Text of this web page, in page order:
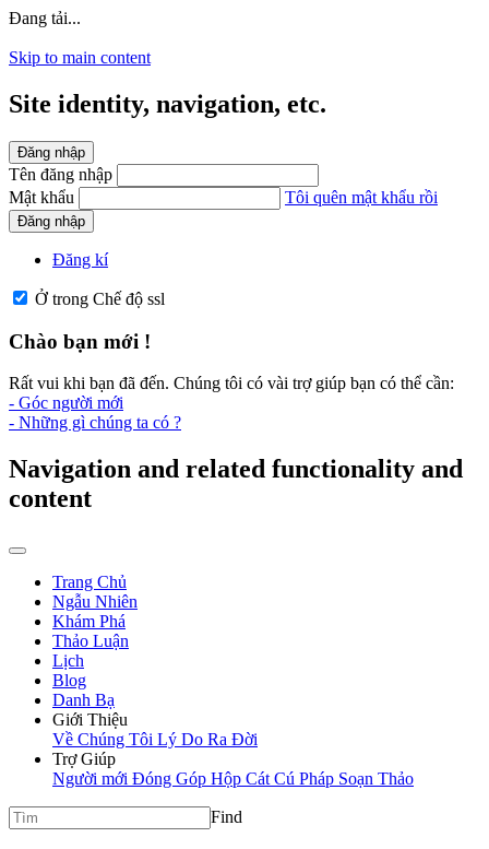
Đang tải...
Skip to main content
Site identity, navigation, etc.
Đăng nhập
Tên đăng nhập
Mật khẩu
Tôi quên mật khẩu rồi
Đăng nhập
Đăng kí
Ở trong Chế độ ssl
Chào bạn mới !
Rất vui khi bạn đã đến. Chúng tôi có vài trợ giúp bạn có thể cần:
- Góc người mới
- Những gì chúng ta có ?
Navigation and related functionality and
content
Trang Chủ
Ngẫu Nhiên
Khám Phá
Thảo Luận
Lịch
Blog
Danh Bạ
Giới Thiệu
Về Chúng Tôi Lý Do Ra Đời
Trợ Giúp
Người mới Đóng Góp Hộp Cát Cú Pháp Soạn Thảo
Find